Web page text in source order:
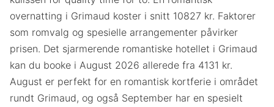
overnatting i Grimaud koster i snitt 10827 kr. Faktorer
som romvalg og spesielle arrangementer påvirker
prisen. Det sjarmerende romantiske hotellet i Grimaud
kan du booke i August 2026 allerede fra 4131 kr.
August er perfekt for en romantisk kortferie i området
rundt Grimaud, og også September har en spesielt